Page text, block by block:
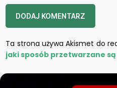
Ta strona używa Akismet do
jaki sposób przetwarzane